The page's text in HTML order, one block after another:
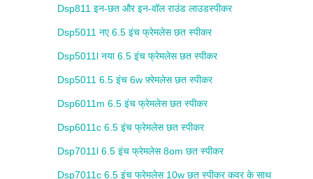
Dsp811 इन-छत और इन-वॉल राउंड लाउडस्पीकर
Dsp5011 नए 6.5 इंच फ्रेमलेस छत स्पीकर
Dsp5011l नया 6.5 इंच फ्रेमलेस छत स्पीकर
Dsp5011 6.5 इंच 6w फ़्रेमलेस छत स्पीकर
Dsp6011m 6.5 इंच फ्रेमलेस छत स्पीकर
Dsp6011c 6.5 इंच फ्रेमलेस छत स्पीकर
Dsp7011l 6.5 इंच फ्रेमलेस 8om छत स्पीकर
Dsp7011c 6.5 इंच फ्रेमलेस 10w छत स्पीकर कवर के साथ